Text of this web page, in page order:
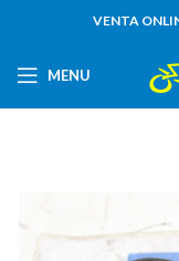
VENTA
MENU